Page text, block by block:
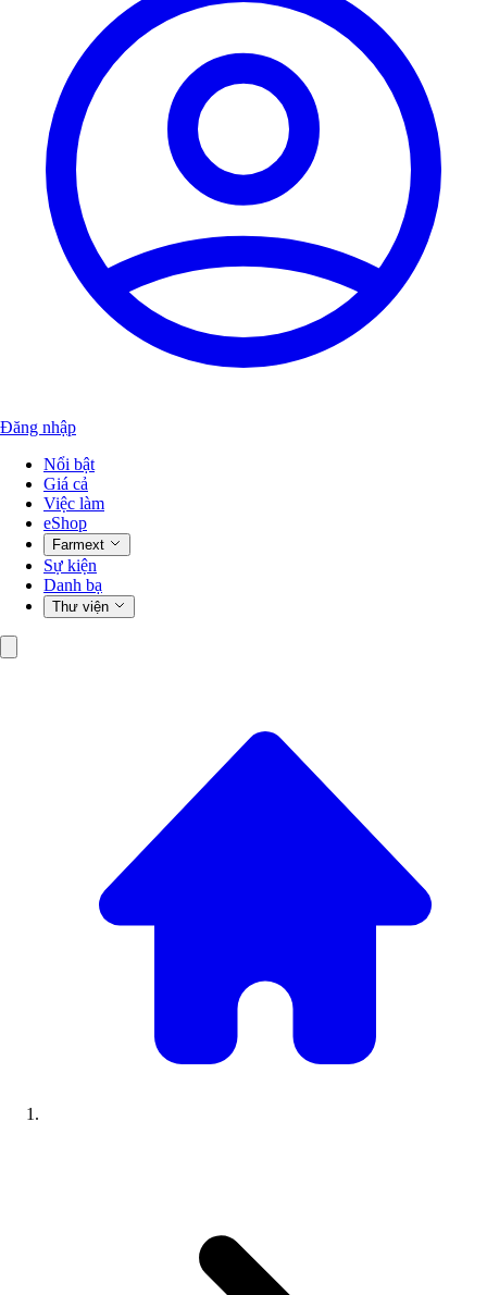
Đăng nhập
Nổi bật
Giá cả
Việc làm
eShop
Farmext
Sự kiện
Danh bạ
Thư viện